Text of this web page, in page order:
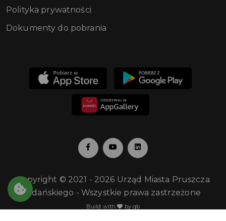
Polityka prywatności
Dokumenty do pobrania
Copyright © 2021 - 2026 Urząd Miasta Pruszcza
Gdańskiego - Wszystkie prawa zastrzeżone
Build with by qb